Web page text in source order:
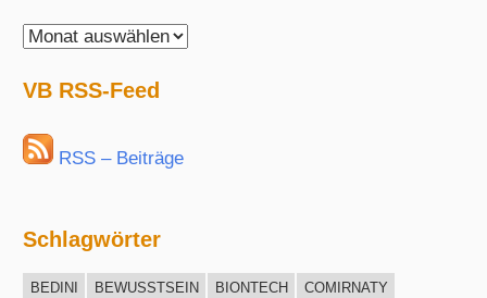
VisionBlue
VB RSS-Feed
RSS – Beiträge
Schlagwörter
BEDINI BEWUSSTSEIN BIONTECH
COMIRNATY